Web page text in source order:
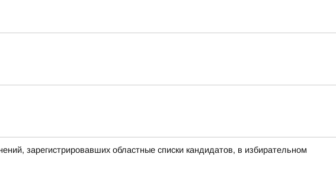
зарегистрировавших областные списки кандидатов, в избирательном